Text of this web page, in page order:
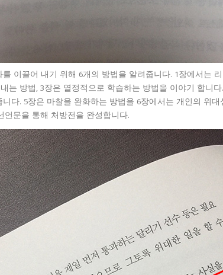
이끌어 내기 위해 6개의 방법을 알려줍니다. 1장에서는
는 방법, 3장은 열정적으로 학습하는 방법을 이야기 합니
다. 5장은 마찰을 완화하는 방법을 6장에서는 개인의 위
언문을 통해 처방전을 완성합니다.